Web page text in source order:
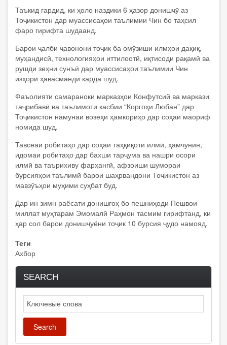
Таъкид гардид, ки ҳоло наздики 6 ҳазор донишҷӯ аз
Тоҷикистон дар муассисаҳои таълимии Чин бо таҳсил
фаро гирифта шудаанд.
Барои ҷалби ҷавонони тоҷик ба омӯзиши илмҳои дақиқ,
муҳандисӣ, технологияҳои иттилоотӣ, иқтисоди рақамӣ ва
рушди зеҳни сунъӣ дар муассисаҳои таълимии Чин
изҳори ҳавасмандӣ карда шуд.
Фаъолияти самараноки марказҳои Конфутсий ва маркази
таҷрибавӣ ва таълимоти касбии “Коргоҳи Любан” дар
Тоҷикистон намунаи возеҳи ҳамкориҳо дар соҳаи маориф
номида шуд.
Тавсеаи робитаҳо дар соҳаи таҳқиқоти илмӣ, ҳамчунин,
идомаи робитаҳо дар бахши тарҷума ва нашри осори
илмӣ ва таърихиву фарҳангӣ, афзоиши шумораи
бурсияҳои таълимӣ барои шаҳрвандони Тоҷикистон аз
мавзӯъҳои муҳими суҳбат буд.
Дар ин зимн раёсати донишгоҳ бо пешниҳоди Пешвои
миллат муҳтарам Эмомалӣ Раҳмон тасмим гирифтанд, ки
ҳар сол барои донишҷуёни тоҷик 10 бурсия ҷудо намояд.
Теги
Ахбор
SEARCH
Search